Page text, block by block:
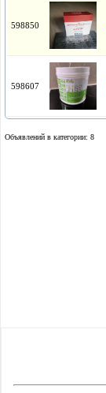
598850
598607
Объявлений в категории: 8